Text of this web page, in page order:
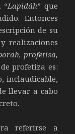
“Lapidáh” que
Entonces
de su
realizaciones
profetisa,
profetiza es:
inclaudicable,
llevar a cabo
referirse a